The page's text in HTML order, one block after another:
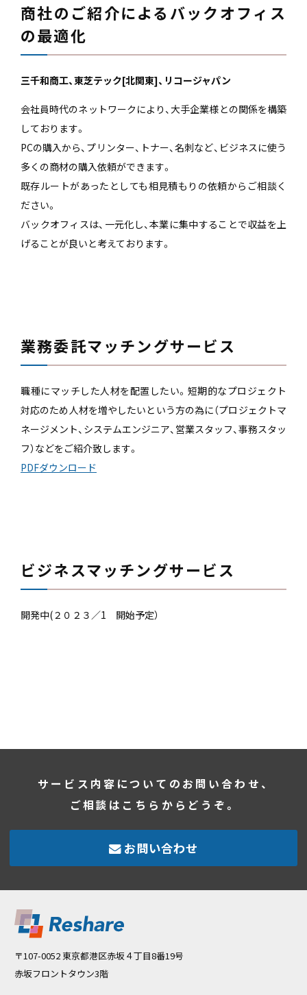
商社のご紹介によるバックオフィス
の最適化
三千和商工、東芝テック[北関東]、リコージャパン
会社員時代のネットワークにより、大手企業様との関係を構築
しております。
PCの購入から、プリンター、トナー、名刺など、ビジネスに使う
多くの商材の購入依頼ができます。
既存ルートがあったとしても相見積もりの依頼からご相談く
ださい。
バックオフィスは、一元化し、本業に集中することで収益を上
げることが良いと考えております。
業務委託マッチングサービス
職種にマッチした人材を配置したい。短期的なプロジェクト
対応のため人材を増やしたいという方の為に（プロジェクトマ
ネージメント、システムエンジニア、営業スタッフ、事務スタッ
フ）などをご紹介致します。
PDFダウンロード
ビジネスマッチングサービス
開発中(２０２３／1 開始予定）
サービス内容についてのお問い合わせ、
ご相談はこちらからどうぞ。
お問い合わせ
〒107-0052 東京都港区赤坂４丁目8番19号
赤坂フロントタウン3階